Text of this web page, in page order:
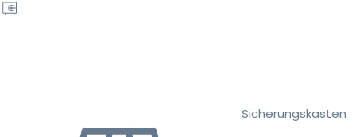
Sicherungskasten